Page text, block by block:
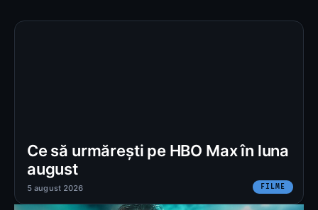
Ce să urmărești pe HBO Max în luna
august
FILME
5 august 2026